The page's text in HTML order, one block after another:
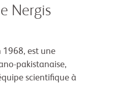
Nergis
1968, est une
pakistanaise,
scientifique à